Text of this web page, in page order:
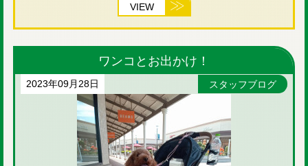
VIEW
ワンコとお出かけ！
2023年09月28日 スタッフブログ